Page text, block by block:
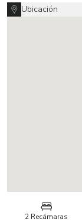
Ubicación
2 Recámaras